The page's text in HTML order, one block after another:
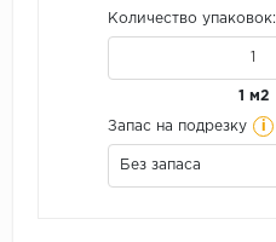
Количество упаковок:
1 м2
Запас на подрезку i
Без запаса